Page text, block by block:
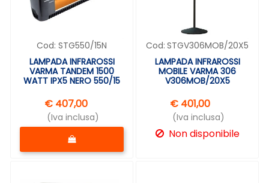
Cod: STG550/15N
LAMPADA INFRAROSSI
VARMA TANDEM 1500
WATT IPX5 NERO 550/15
€ 407,00
(Iva inclusa)
Quantità
Cod: STGV306MOB/20X5
LAMPADA INFRAROSSI
MOBILE VARMA 306
V306MOB/20X5
€ 401,00
(Iva inclusa)
Non disponibile